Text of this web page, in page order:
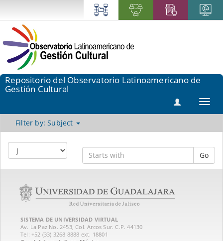
Repositorio del Observatorio Latinoamericano de
Gestión Cultural
Filter by: Subject
Go
SISTEMA DE UNIVERSIDAD VIRTUAL
Av. La Paz No. 2453, Col. Arcos Sur. C.P. 44130
Tel: +52 (33) 3268 8888‏ ext. 18801